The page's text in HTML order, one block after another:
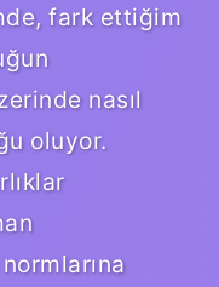
fark ettiğim
nasıl
oluyor.